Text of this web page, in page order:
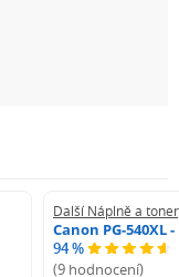
Další Náplně a
Canon PG-540XL
94 %
(9 hodnocení)